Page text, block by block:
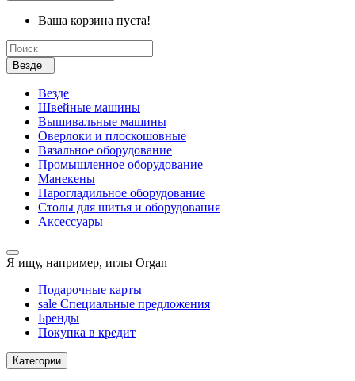
Ваша корзина пуста!
Везде
Везде
Швейные машины
Вышивальные машины
Оверлоки и плоскошовные
Вязальное оборудование
Промышленное оборудование
Манекены
Парогладильное оборудование
Столы для шитья и оборудования
Аксессуары
Я ищу, например, иглы Organ
Подарочные карты
sale Специальные предложения
Бренды
Покупка в кредит
Категории